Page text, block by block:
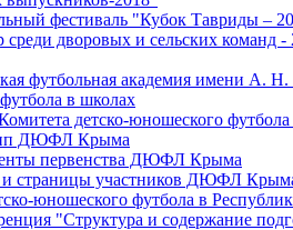
фестиваль "Кубок Тавриды –
среди дворовых и сельских команд -
футбольная академия имени А. Н.
в школах
детско-юношеского
ДЮФЛ Крыма
первенства ДЮФЛ Крыма
страницы участников ДЮФЛ
юношеского футбола в
"Структура и содержание